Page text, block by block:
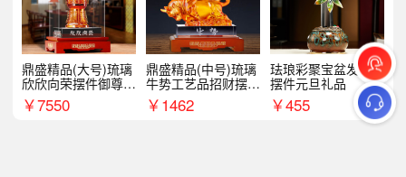
鼎盛精品(大号)琉璃
欣欣向荣摆件御尊开
业乔迁商务往来纪念
品
￥7550
鼎盛精品(中号)琉璃
牛势工艺品招财摆件
银行企业商务上市礼
品
￥1462
珐琅彩聚宝盆发财树
摆件元旦礼品
￥455